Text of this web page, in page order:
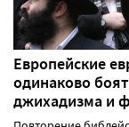
Европейские
одинаково
джихадизма и